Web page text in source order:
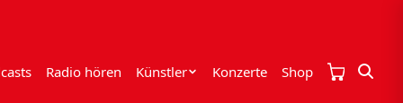
Radio hören Künstler Konzerte Shop